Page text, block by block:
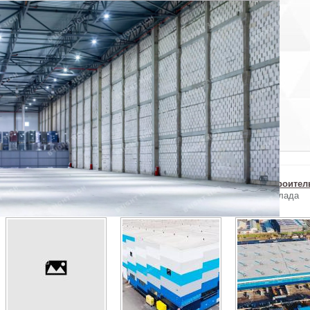
на объявление
уверены, что хотите пожаловаться на объявление?
Отменить
Похожие объекты в Выборгском районе
г. 1-й Верхний п...
Аренда склада
г. 1-й Верхний п...
Аренда склада
г.
Аренда склада